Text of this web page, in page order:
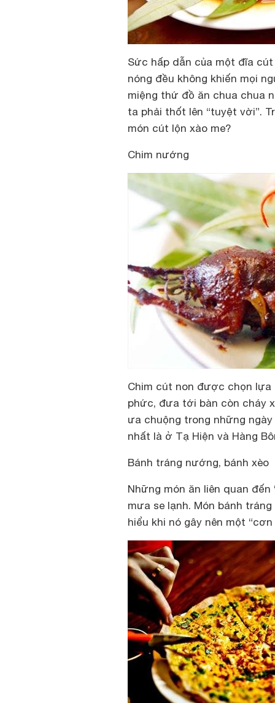
Sức hấp dẫn của một đĩa
nóng đều không khiến mọi
miệng thứ đồ ăn chua chua
ta phải thốt lên “tuyệt vời”.
món cút lộn xào me?
Chim nướng
Chim cút non được chọn
phức, đưa tới bàn còn cháy
ưa chuộng trong những
nhất là ở Tạ Hiện và Hàng
Bánh tráng nướng, bánh xèo
Những món ăn liên quan
mưa se lạnh. Món bánh
hiểu khi nó gây nên một